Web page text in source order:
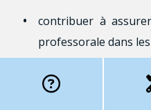
contribuer à
professorale dans
l’enseignement
personnes qui